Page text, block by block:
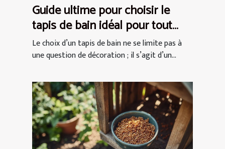
Guide ultime pour choisir le
tapis de bain idéal pour tout
espace
Le choix d’un tapis de bain ne se limite pas à
une question de décoration ; il s’agit d’un...